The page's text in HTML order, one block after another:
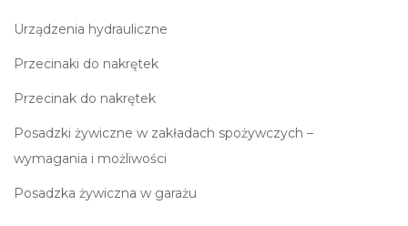
Urządzenia hydrauliczne
Przecinaki do nakrętek
Przecinak do nakrętek
Posadzki żywiczne w zakładach spożywczych –
wymagania i możliwości
Posadzka żywiczna w garażu